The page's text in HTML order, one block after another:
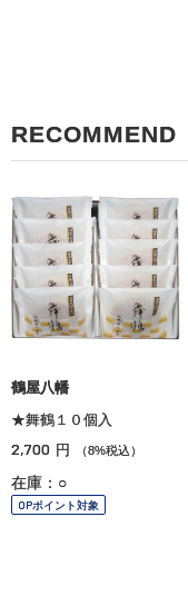
RECOMMEND
鶴屋八幡
★舞鶴１０個入
2,700 円 （8%税込）
在庫：○
OPポイント対象